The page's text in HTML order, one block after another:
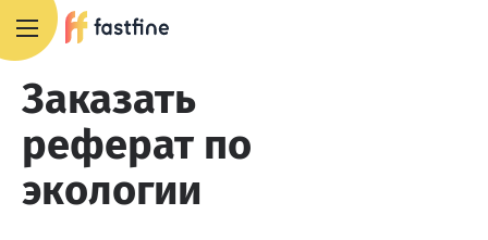
Заказать
реферат по
экологии